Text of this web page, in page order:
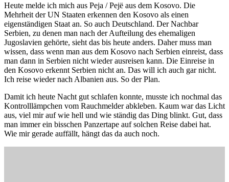
Heute melde ich mich aus Peja / Pejë aus dem Kosovo. Die
Mehrheit der UN Staaten erkennen den Kosovo als einen
eigenständigen Staat an. So auch Deutschland. Der Nachbar
Serbien, zu denen man nach der Aufteilung des ehemaligen
Jugoslavien gehörte, sieht das bis heute anders. Daher muss man
wissen, dass wenn man aus dem Kosovo nach Serbien einreist, dass
man dann in Serbien nicht wieder ausreisen kann. Die Einreise in
den Kosovo erkennt Serbien nicht an. Das will ich auch gar nicht.
Ich reise wieder nach Albanien aus. So der Plan.
Damit ich heute Nacht gut schlafen konnte, musste ich nochmal das
Kontrolllämpchen vom Rauchmelder abkleben. Kaum war das Licht
aus, viel mir auf wie hell und wie ständig das Ding blinkt. Gut, dass
man immer ein bisschen Panzertape auf solchen Reise dabei hat.
Wie mir gerade auffällt, hängt das da auch noch.